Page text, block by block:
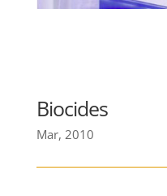
Biocides
Mar, 2010